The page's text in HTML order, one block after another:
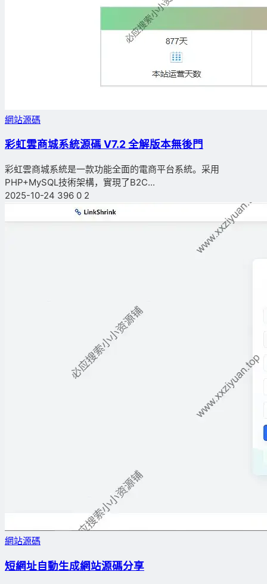
網站源碼
彩虹雲商城系統源碼 V7.2 全解版本無後門
彩虹雲商城系統是一款功能全面的電商平台系統。采用
PHP+MySQL技術架構，實現了B2C...
2025-10-24 396 0 2
網站源碼
短網址自動生成網站源碼分享